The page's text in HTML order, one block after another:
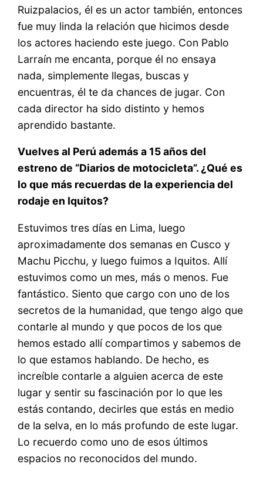
Ruizpalacios, él es un actor también, entonces
fue muy linda la relación que hicimos desde
los actores haciendo este juego. Con Pablo
Larraín me encanta, porque él no ensaya
nada, simplemente llegas, buscas y
encuentras, él te da chances de jugar. Con
cada director ha sido distinto y hemos
aprendido bastante.
Vuelves al Perú además a 15 años del
estreno de “Diarios de motocicleta”. ¿Qué es
lo que más recuerdas de la experiencia del
rodaje en Iquitos?
Estuvimos tres días en Lima, luego
aproximadamente dos semanas en Cusco y
Machu Picchu, y luego fuimos a Iquitos. Allí
estuvimos como un mes, más o menos. Fue
fantástico. Siento que cargo con uno de los
secretos de la humanidad, que tengo algo que
contarle al mundo y que pocos de los que
hemos estado allí compartimos y sabemos de
lo que estamos hablando. De hecho, es
increíble contarle a alguien acerca de este
lugar y sentir su fascinación por lo que les
estás contando, decirles que estás en medio
de la selva, en lo más profundo de este lugar.
Lo recuerdo como uno de esos últimos
espacios no reconocidos del mundo.